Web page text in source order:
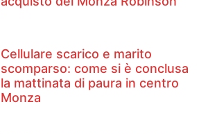
Cellulare scarico e marito
scomparso: come si è conclusa
la mattinata di paura in centro
Monza